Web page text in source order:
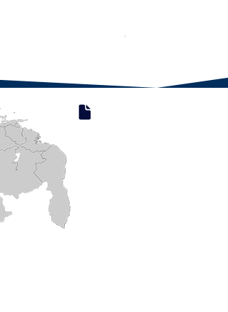
Compresa de frio o calor